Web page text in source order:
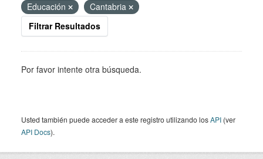
Educación
Cantabria
Filtrar Resultados
Por favor intente otra búsqueda.
Usted también puede acceder a este registro utilizando losAPI (ver
API Docs).